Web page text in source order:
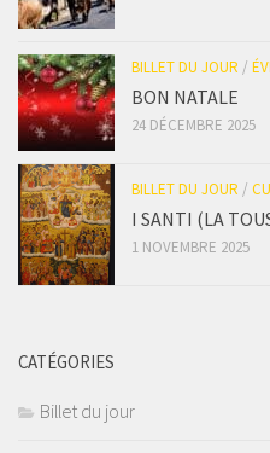
BILLET DU JOUR /
BON NATALE
24 DÉCEMBRE 2025
BILLET DU JOUR /
I SANTI (LA
1 NOVEMBRE 2025
CATÉGORIES
Billet du jour